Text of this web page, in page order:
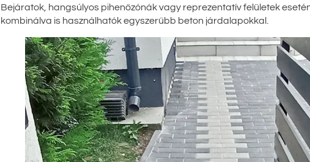
Bejáratok, hangsúlyos pihenőzónák vagy reprezentatív felületek
kombinálva is használhatók egyszerűbb beton járdalapokkal.